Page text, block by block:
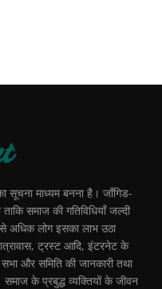
माध्यम बनना है। जाँगिड-
समाज की गतिविधियाँ जल्दी
लोग इसका लाभ उठा
ट्रस्ट आदि, इंटरनेट के
और समिति की जानकारी तथा
समाज के प्रबुद्ध व्यक्तियों के जीवन